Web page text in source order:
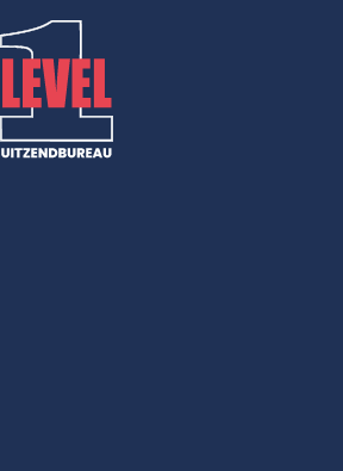
la
conținut